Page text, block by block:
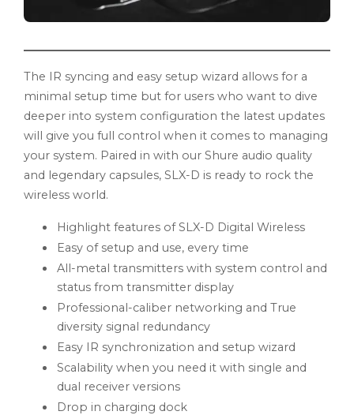
The IR syncing and easy setup wizard allows for a
minimal setup time but for users who want to dive
deeper into system configuration the latest updates
will give you full control when it comes to managing
your system. Paired in with our Shure audio quality
and legendary capsules, SLX-D is ready to rock the
wireless world.
Highlight features of SLX-D Digital Wireless
Easy of setup and use, every time
All-metal transmitters with system control and
status from transmitter display
Professional-caliber networking and True
diversity signal redundancy
Easy IR synchronization and setup wizard
Scalability when you need it with single and
dual receiver versions
Drop in charging dock